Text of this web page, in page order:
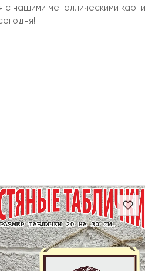
с нашими металлическими